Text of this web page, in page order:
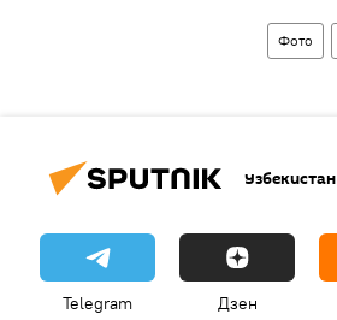
Фото
Узбекистан
Telegram Дзен